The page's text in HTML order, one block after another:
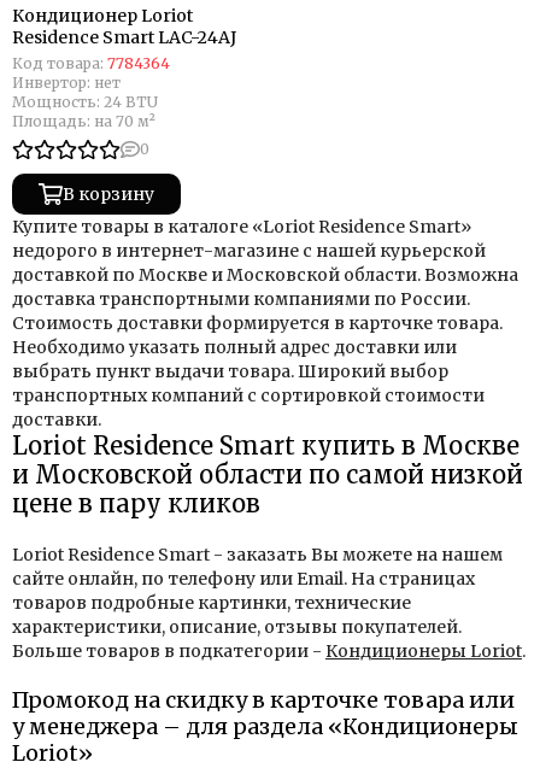
Кондиционер Loriot
Residence Smart LAC-24AJ
Код товара: 7784364
Инвертор: нет
Мощность: 24 BTU
Площадь: на 70 м²
0
В корзину
Купите товары в каталоге «Loriot Residence Smart»
недорого в интернет-магазине с нашей курьерской
доставкой по Москве и Московской области. Возможна
доставка транспортными компаниями по России.
Стоимость доставки формируется в карточке товара.
Необходимо указать полный адрес доставки или
выбрать пункт выдачи товара. Широкий выбор
транспортных компаний с сортировкой стоимости
доставки.
Loriot Residence Smart купить в Москве
и Московской области по самой низкой
цене в пару кликов
Loriot Residence Smart - заказать Вы можете на нашем
сайте онлайн, по телефону или Email. На страницах
товаров подробные картинки, технические
характеристики, описание, отзывы покупателей.
Больше товаров в подкатегории - Кондиционеры Loriot.
Промокод на скидку в карточке товара или
у менеджера – для раздела «Кондиционеры
Loriot»